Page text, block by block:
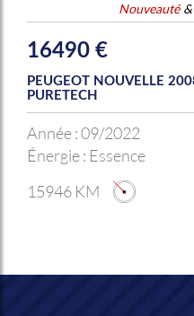
Nouveauté&
16490 €
PEUGEOT NOUVELLE
PURETECH
Année :09/2022
Énergie : Essence
15946 KM